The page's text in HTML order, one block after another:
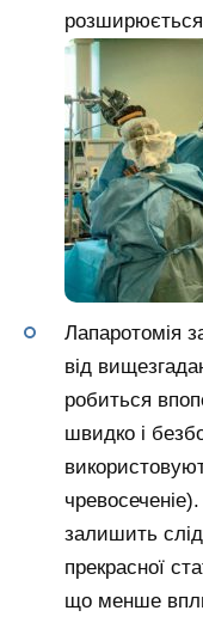
Лапаротомія
від
робиться
швидко і
залишить
прекрасної
що менше